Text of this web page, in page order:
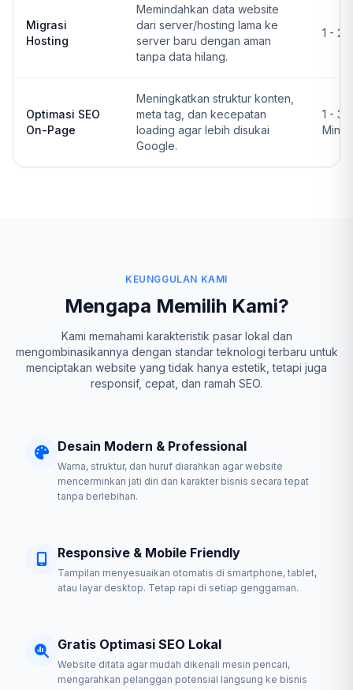
Migrasi
Hosting
Memindahkan data website
dari server/hosting lama ke
server baru dengan aman
tanpa data hilang.
1 - 2
Optimasi SEO
On-Page
Meningkatkan struktur konten,
meta tag, dan kecepatan
loading agar lebih disukai
Google.
1 - 3
KEUNGGULAN KAMI
Mengapa Memilih Kami?
Kami memahami karakteristik pasar lokal dan
mengombinasikannya dengan standar teknologi terbaru untuk
menciptakan website yang tidak hanya estetik, tetapi juga
responsif, cepat, dan ramah SEO.
Desain Modern & Professional
Warna, struktur, dan huruf diarahkan agar website
mencerminkan jati diri dan karakter bisnis secara tepat
tanpa berlebihan.
Responsive & Mobile Friendly
Tampilan menyesuaikan otomatis di smartphone, tablet,
atau layar desktop. Tetap rapi di setiap genggaman.
Gratis Optimasi SEO Lokal
Website ditata agar mudah dikenali mesin pencari,
mengarahkan pelanggan potensial langsung ke bisnis